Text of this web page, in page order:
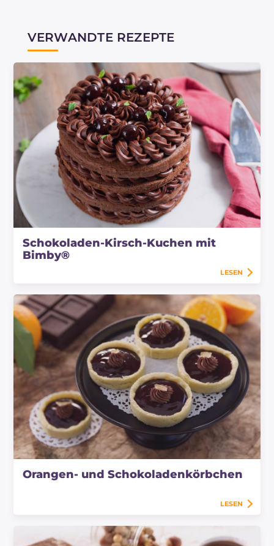
VERWANDTE REZEPTE
Schokoladen-Kirsch-Kuchen mit
Bimby®
LESEN
Orangen- und Schokoladenkörbchen
LESEN